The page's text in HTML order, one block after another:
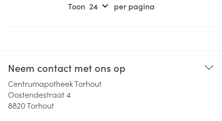
Toon per pagina
Neem contact met ons op
Centrumapotheek Torhout
Oostendestraat 4
8820Torhout